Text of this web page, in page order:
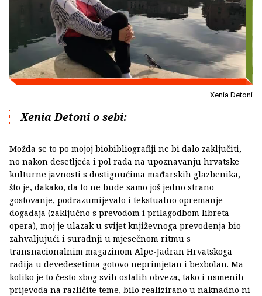
Xenia Detoni
Xenia Detoni o sebi:
Možda se to po mojoj biobibliografiji ne bi dalo zaključiti,
no nakon desetljeća i pol rada na upoznavanju hrvatske
kulturne javnosti s dostignućima mađarskih glazbenika,
što je, dakako, da to ne bude samo još jedno strano
gostovanje, podrazumijevalo i tekstualno opremanje
događaja (zaključno s prevodom i prilagodbom libreta
opera), moj je ulazak u svijet književnoga prevođenja bio
zahvaljujući i suradnji u mjesečnom ritmu s
transnacionalnim magazinom Alpe-Jadran Hrvatskoga
radija u devedesetima gotovo neprimjetan i bezbolan. Ma
koliko je to često zbog svih ostalih obveza, tako i usmenih
prijevoda na različite teme, bilo realizirano u naknadno ni